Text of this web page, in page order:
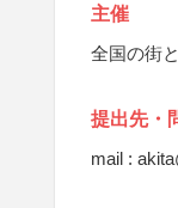
主催
全国の街
提出先・
mail :